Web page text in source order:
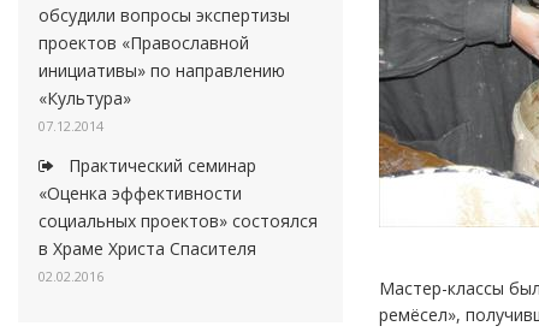
обсудили вопросы экспертизы
проектов «Православной
инициативы» по направлению
«Культура»
07.12.2014
Практический семинар
«Оценка эффективности
социальных проектов» состоялся
в Храме Христа Спасителя
02.02.2016
Мастер-классы
ремёсел»,